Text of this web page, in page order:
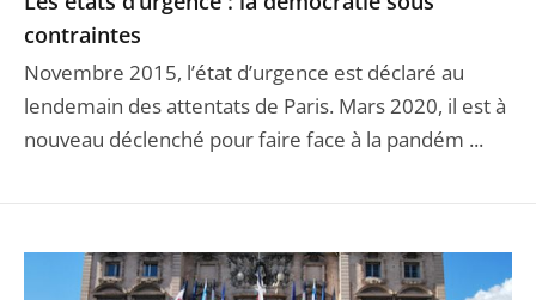
contraintes
Novembre 2015, l’état d’urgence est déclaré au
lendemain des attentats de Paris. Mars 2020, il est à
nouveau déclenché pour faire face à la pandém ...